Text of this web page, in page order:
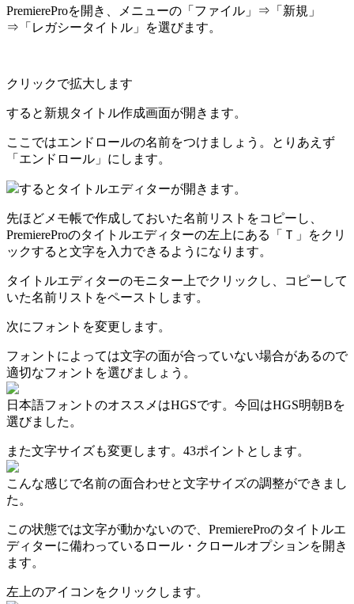
PremiereProを開き、メニューの「ファイル」⇒「新規」
⇒「レガシータイトル」を選びます。
クリックで拡大します
すると新規タイトル作成画面が開きます。
ここではエンドロールの名前をつけましょう。とりあえず
「エンドロール」にします。
するとタイトルエディターが開きます。
先ほどメモ帳で作成しておいた名前リストをコピーし、
PremiereProのタイトルエディターの左上にある「Ｔ」をクリ
ックすると文字を入力できるようになります。
タイトルエディターのモニター上でクリックし、コピーして
いた名前リストをペーストします。
次にフォントを変更します。
フォントによっては文字の面が合っていない場合があるので
適切なフォントを選びましょう。
日本語フォントのオススメはHGSです。今回はHGS明朝Bを
選びました。
また文字サイズも変更します。43ポイントとします。
こんな感じで名前の面合わせと文字サイズの調整ができまし
た。
この状態では文字が動かないので、PremiereProのタイトルエ
ディターに備わっているロール・クロールオプションを開き
ます。
左上のアイコンをクリックします。